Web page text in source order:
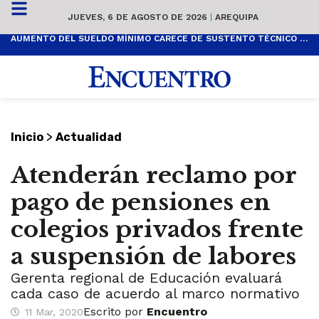
JUEVES, 6 DE AGOSTO DE 2026 | AREQUIPA
AUMENTO DEL SUELDO MÍNIMO CARECE DE SUSTENTO TÉCNICO Y ES POPULISTA
Inicio > Actualidad
Atenderán reclamo por
pago de pensiones en
colegios privados frente
a suspensión de labores
Gerenta regional de Educación evaluará
cada caso de acuerdo al marco normativo
11 Mar, 2020Escrito por Encuentro